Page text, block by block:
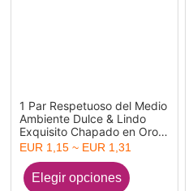
1 Par Respetuoso del Medio
Ambiente Dulce & Lindo
Exquisito Chapado en Oro
de 18K Multicolor 304
Acero Inoxidable & Concha
Flor Pendientes Para
Mujeres Fiesta
EUR 1,15 ~ EUR 1,31